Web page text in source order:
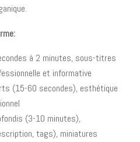
à 2 minutes, sous-titres
et informative
(15-60 secondes), esthétique
(3-10 minutes),
tags), miniatures